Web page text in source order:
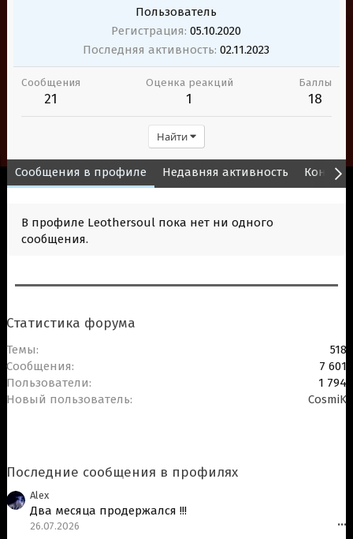
Пользователь
Регистрация 05.10.2020
Последняя активность 02.11.2023
Сообщения
21
Оценка реакций
1
Баллы
18
Найти
Сообщения в профиле Недавняя активность Контент
В профиле Leothersoul пока нет ни одного
сообщения.
Статистика форума
Темы
518
Сообщения
7 601
Пользователи
1 794
Новый пользователь
CosmiK
Последние сообщения в профилях
Alex
Два месяца продержался !!!
26.07.2026 •••